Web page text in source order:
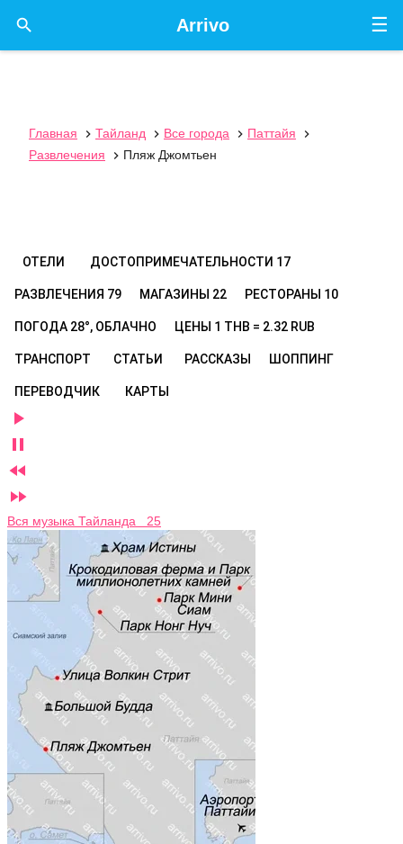
☰
Arrivo

Главная  Тайланд  Все города  Паттайя

Развлечения
 Пляж Джомтьен
ОТЕЛИ ДОСТОПРИМЕЧАТЕЛЬНОСТИ 17
РАЗВЛЕЧЕНИЯ 79 МАГАЗИНЫ 22 РЕСТОРАНЫ 10
ПОГОДА 28°, ОБЛАЧНО ЦЕНЫ 1 THB = 2.32 RUB
ТРАНСПОРТ СТАТЬИ РАССКАЗЫ ШОППИНГ
ПЕРЕВОДЧИК КАРТЫ




Вся музыка Тайланда 25